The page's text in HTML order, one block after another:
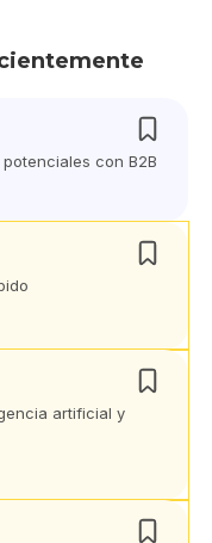
con B2B
artificial y